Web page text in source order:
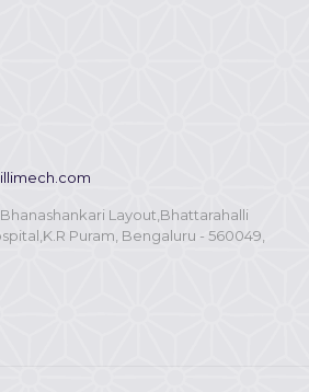
Layout,Bhattarahalli
Puram, Bengaluru - 560049,